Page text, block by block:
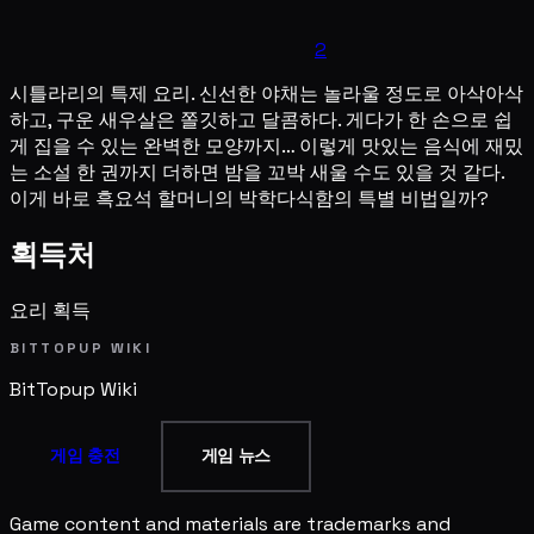
2
시틀라리의 특제 요리. 신선한 야채는 놀라울 정도로 아삭아삭
하고, 구운 새우살은 쫄깃하고 달콤하다. 게다가 한 손으로 쉽
게 집을 수 있는 완벽한 모양까지… 이렇게 맛있는 음식에 재밌
는 소설 한 권까지 더하면 밤을 꼬박 새울 수도 있을 것 같다.
이게 바로 흑요석 할머니의 박학다식함의 특별 비법일까?
획득처
요리 획득
BITTOPUP WIKI
BitTopup Wiki
게임 충전 게임 뉴스
Game content and materials are trademarks and